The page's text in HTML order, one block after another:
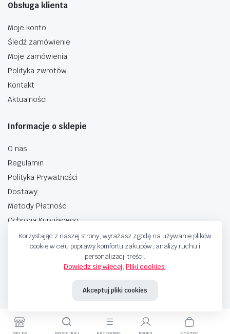
Obsługa klienta
Moje konto
Śledź zamówienie
Moje zamówienia
Polityka zwrotów
Kontakt
Aktualności
Informacje o sklepie
O nas
Regulamin
Polityka Prywatności
Dostawy
Metody Płatności
Ochrona Kupującego
Metody Płatnosci
Korzystając z naszej strony, wyrażasz zgodę na używanie plików
cookie w celu poprawy komfortu zakupów, analizy ruchu i
personalizacji treści.
Dowiedz się więcej,Pliki cookies.
Akceptuj pliki cookies